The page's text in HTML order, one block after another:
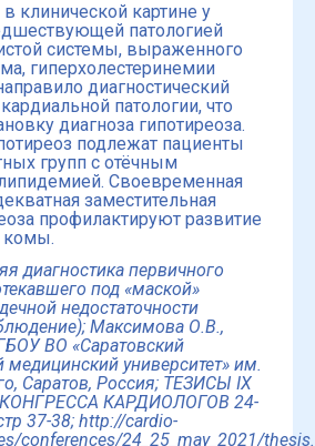
клинической картине у
патологией
системы, выраженного
гиперхолестеринемии
диагностический
патологии, что
диагноза гипотиреоза.
подлежат пациенты
групп с отёчным
Своевременная
заместительная
профилактируют развитие
комы.
диагностика первичного
под «маской»
недостаточности
Максимова О.В.,
ВО «Саратовский
медицинский университет» им.
Саратов, Россия; ТЕЗИСЫ IX
КАРДИОЛОГОВ 24-
37-38; http://cardio-
conferences/24_25_may_2021/